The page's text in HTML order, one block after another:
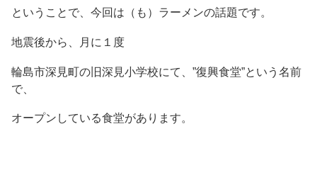
ということで、今回は（も）ラーメンの話題です。
地震後から、月に１度
輪島市深見町の旧深見小学校にて、”復興食堂”という名前
で、
オープンしている食堂があります。